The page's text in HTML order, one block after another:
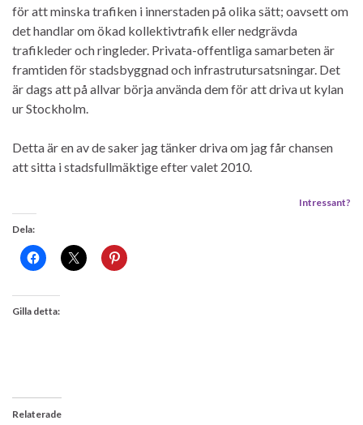
för att minska trafiken i innerstaden på olika sätt; oavsett om
det handlar om ökad kollektivtrafik eller nedgrävda
trafikleder och ringleder. Privata-offentliga samarbeten är
framtiden för stadsbyggnad och infrastrutursatsningar. Det
är dags att på allvar börja använda dem för att driva ut kylan
ur Stockholm.
Detta är en av de saker jag tänker driva om jag får chansen
att sitta i stadsfullmäktige efter valet 2010.
Intressant?
Dela:
Gilla detta:
Relaterade